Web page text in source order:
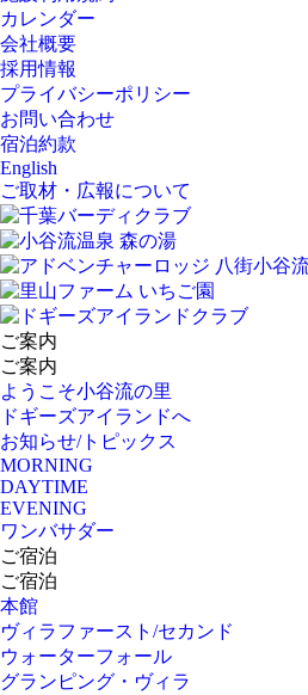
カレンダー
会社概要
採用情報
プライバシーポリシー
お問い合わせ
宿泊約款
English
ご取材・広報について
ご案内
ご案内
ようこそ小谷流の里
ドギーズアイランドへ
お知らせ/トピックス
MORNING
DAYTIME
EVENING
ワンバサダー
ご宿泊
ご宿泊
本館
ヴィラファースト/セカンド
ウォーターフォール
グランピング・ヴィラ